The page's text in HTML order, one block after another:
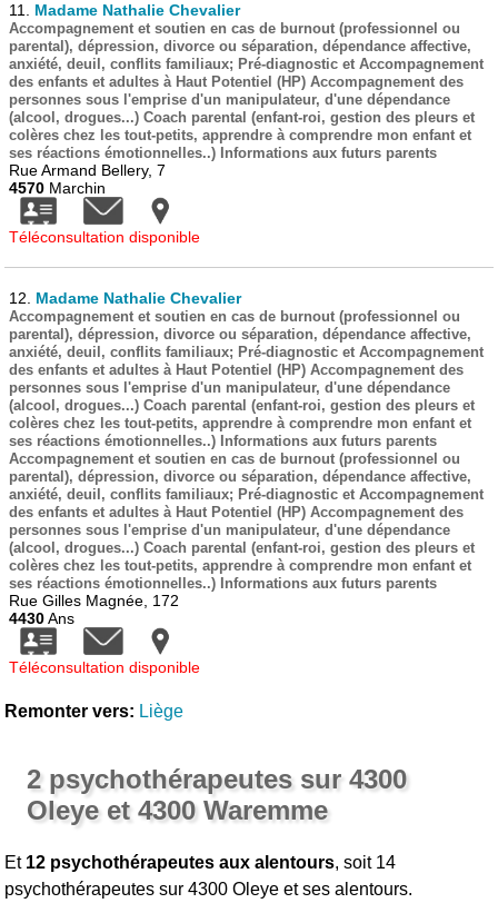
11. Madame Nathalie Chevalier
Accompagnement et soutien en cas de burnout (professionnel ou
parental), dépression, divorce ou séparation, dépendance affective,
anxiété, deuil, conflits familiaux; Pré-diagnostic et Accompagnement
des enfants et adultes à Haut Potentiel (HP) Accompagnement des
personnes sous l'emprise d'un manipulateur, d'une dépendance
(alcool, drogues...) Coach parental (enfant-roi, gestion des pleurs et
colères chez les tout-petits, apprendre à comprendre mon enfant et
ses réactions émotionnelles..) Informations aux futurs parents
Rue Armand Bellery, 7
4570 Marchin
Téléconsultation disponible
12. Madame Nathalie Chevalier
Accompagnement et soutien en cas de burnout (professionnel ou
parental), dépression, divorce ou séparation, dépendance affective,
anxiété, deuil, conflits familiaux; Pré-diagnostic et Accompagnement
des enfants et adultes à Haut Potentiel (HP) Accompagnement des
personnes sous l'emprise d'un manipulateur, d'une dépendance
(alcool, drogues...) Coach parental (enfant-roi, gestion des pleurs et
colères chez les tout-petits, apprendre à comprendre mon enfant et
ses réactions émotionnelles..) Informations aux futurs parents
Accompagnement et soutien en cas de burnout (professionnel ou
parental), dépression, divorce ou séparation, dépendance affective,
anxiété, deuil, conflits familiaux; Pré-diagnostic et Accompagnement
des enfants et adultes à Haut Potentiel (HP) Accompagnement des
personnes sous l'emprise d'un manipulateur, d'une dépendance
(alcool, drogues...) Coach parental (enfant-roi, gestion des pleurs et
colères chez les tout-petits, apprendre à comprendre mon enfant et
ses réactions émotionnelles..) Informations aux futurs parents
Rue Gilles Magnée, 172
4430Ans
Téléconsultation disponible
Remonter vers: Liège
2 psychothérapeutes sur 4300
Oleye et 4300 Waremme
Et 12 psychothérapeutes aux alentours, soit 14
psychothérapeutes sur 4300 Oleye et ses alentours.